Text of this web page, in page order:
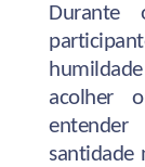
acolher
santidade